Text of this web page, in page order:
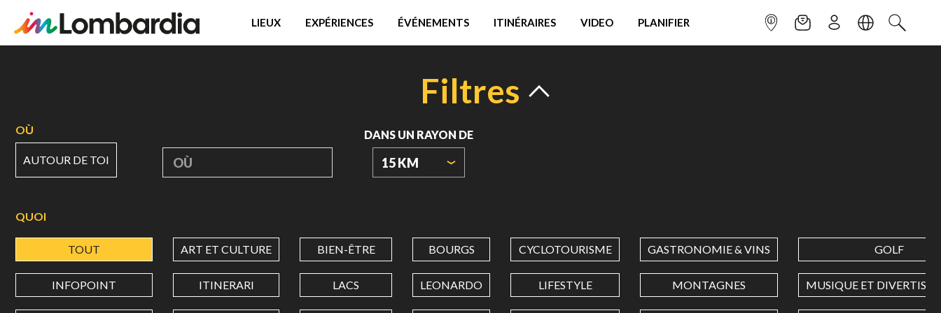
LIEUX EXPÉRIENCES ÉVÉNEMENTS ITINÉRAIRES VIDEO PLANIFIER POINT INFONEWSLETTER
S'INSCRIRELANGUE
Filtres
OÙ
AUTOUR DE TOI OÙ
DANS UN RAYON DE
15 KM
QUOI
TOUT ART ET CULTURE BIEN-ÊTRE BOURGS CYCLOTOURISME GASTRONOMIE & VINS GOLF
INFOPOINT ITINERARI LACS LEONARDO LIFESTYLE MONTAGNES MUSIQUE ET